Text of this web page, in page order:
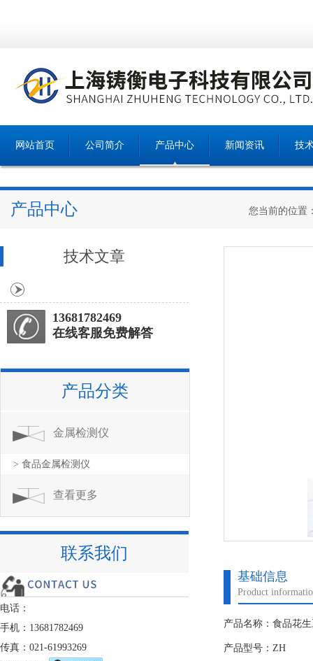
网站首页 公司简介 产品中心 新闻资讯 技
产品中心 您当前的位置
基础信息
Product
产品名称：食品花
产品型号：ZH
技术文章
13681782469
在线客服免费解答
产品分类
金属检测仪
> 食品金属检测仪
查看更多
联系我们
电话：
手机：13681782469
传真：021-61993269